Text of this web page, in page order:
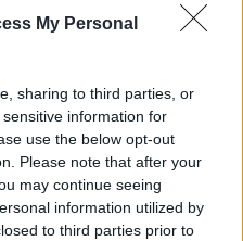
My Personal
sharing to third parties, or
information for
use the below opt-out
Please note that after your
may continue seeing
information utilized by
to third parties prior to